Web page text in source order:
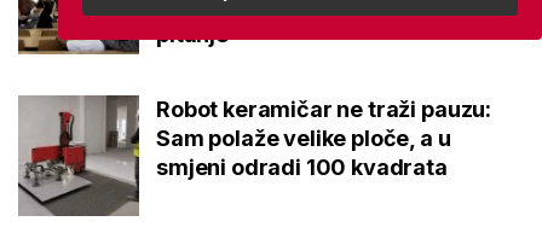
odgovor, a ne postaviti dobro
pitanje'
Robot keramičar ne traži pauzu:
Sam polaže velike ploče, a u
smjeni odradi 100 kvadrata